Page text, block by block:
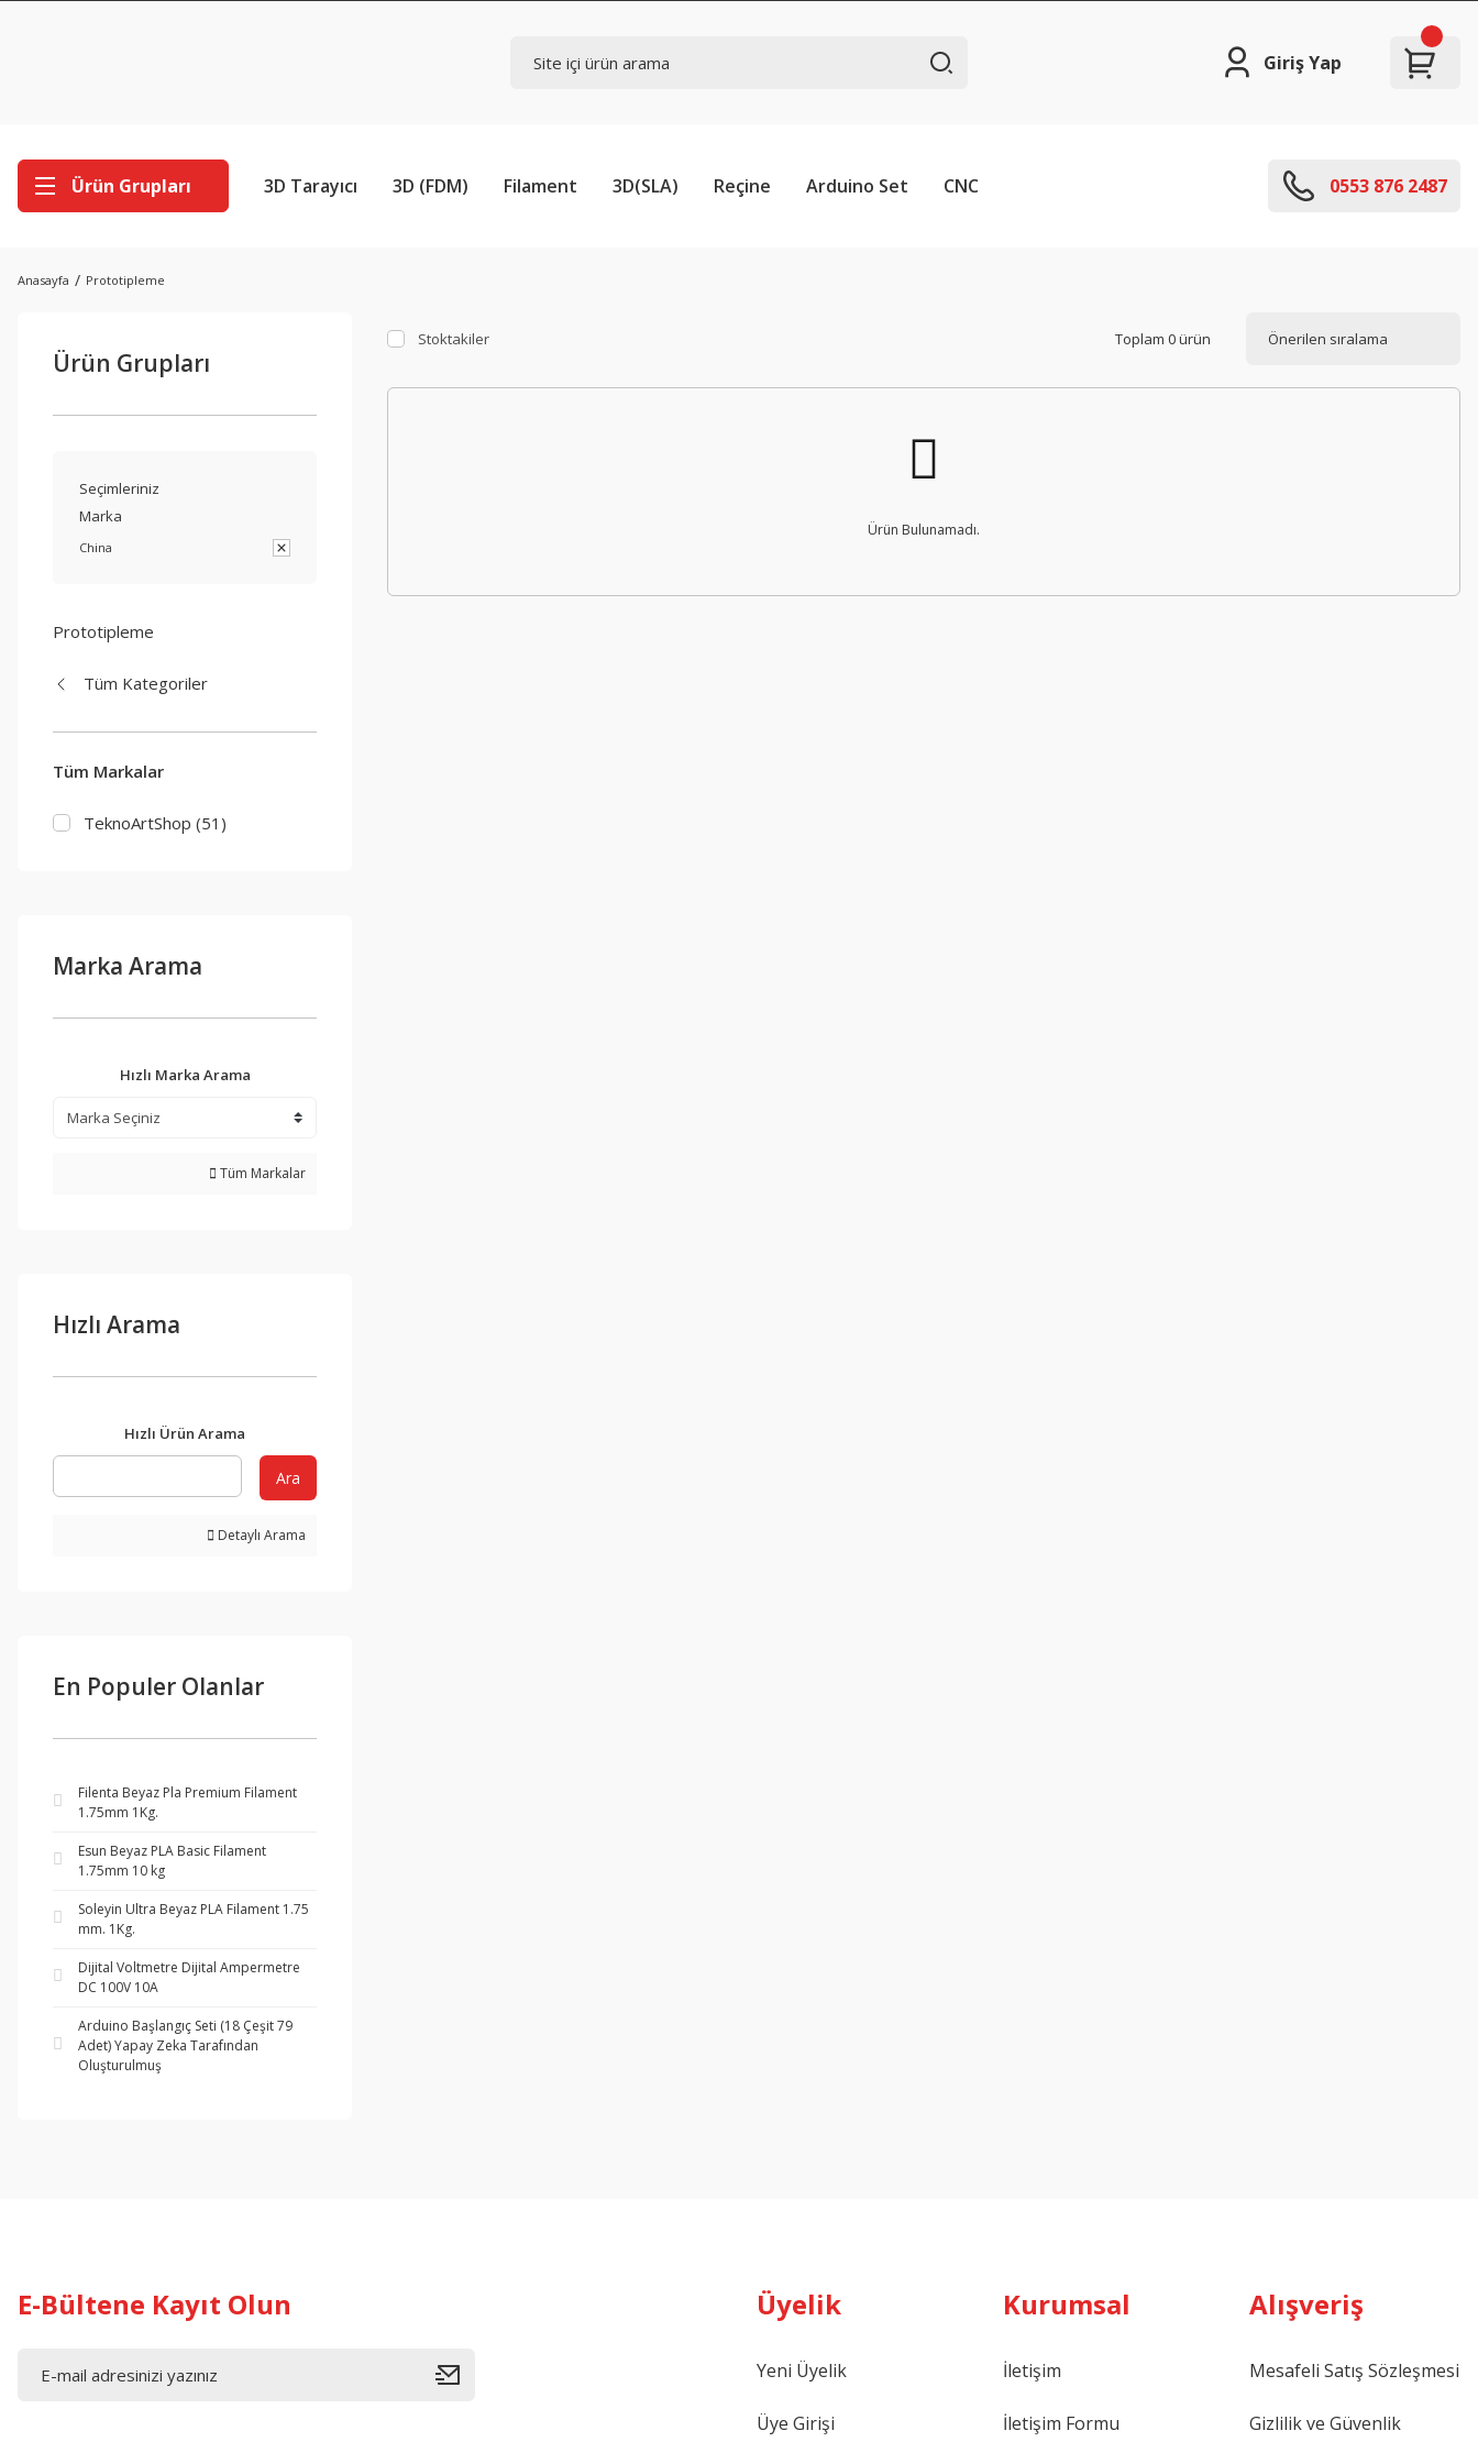
Giriş Yap
Ürün Grupları 3D Tarayıcı 3D (FDM) Filament 3D(SLA) Reçine Arduino Set CNC 0553 876 2487
Anasayfa Prototipleme
Ürün Grupları
Seçimleriniz
Marka
China
Prototipleme
Tüm Kategoriler
Tüm Markalar
TeknoArtShop (51)
Marka Arama
Hızlı Marka Arama
Tüm Markalar
Hızlı Arama
Hızlı Ürün Arama
Ara
Detaylı Arama
En Populer Olanlar
Filenta Beyaz Pla Premium Filament
1.75mm 1Kg.
Esun Beyaz PLA Basic Filament
1.75mm 10 kg
Soleyin Ultra Beyaz PLA Filament 1.75
mm. 1Kg.
Dijital Voltmetre Dijital Ampermetre
DC 100V 10A
Arduino Başlangıç Seti (18 Çeşit 79
Adet) Yapay Zeka Tarafından
Oluşturulmuş
Stoktakiler Toplam 0 ürün
Ürün Bulunamadı.
E-Bültene Kayıt Olun Üyelik
Yeni Üyelik
Üye Girişi
Kurumsal
İletişim
İletişim Formu
Alışveriş
Mesafeli Satış Sözleşmesi
Gizlilik ve Güvenlik